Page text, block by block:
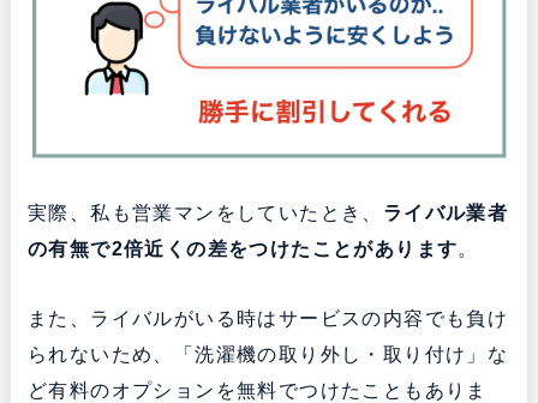
実際、私も営業マンをしていたとき、 ライバル業者
の有無で2倍近くの差をつけたことがあります。
また、ライバルがいる時はサービスの内容でも負け
られないため、「洗濯機の取り外し・取り付け」な
ど有料のオプションを無料でつけたこともありま